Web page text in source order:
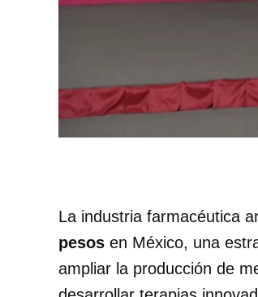
La industria farmacéutica
pesos en México, una
ampliar la producción de